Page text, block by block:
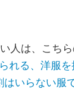
人は、こち
れる、洋服
はいらない服